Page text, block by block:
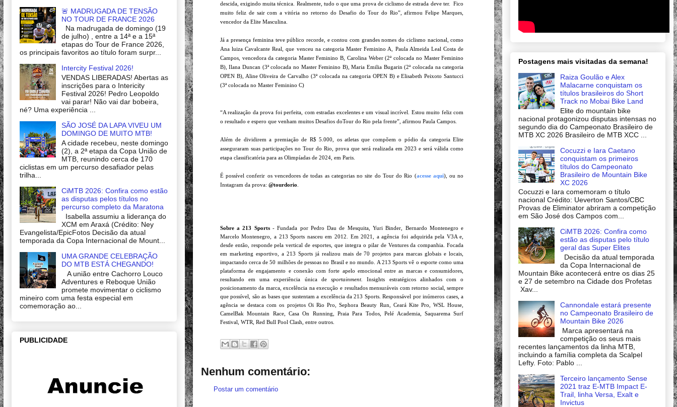
descida, exigindo muita técnica. Realmente, tudo o que uma prova de ciclismo de estrada deve ter. Fico
muito feliz de sair com a vitória no retorno do Desafio do Tour do Rio”, afirmou Felipe Marques,
vencedor da Elite Masculina.
Já a presença feminina teve público recorde, e contou com grandes nomes do ciclismo nacional, como
Ana luiza Cavalcante Real, que venceu na categoria Master Feminino A, Paula Almeida Leal Costa de
Campos, vencedora da categoria Master Feminino B, Carolina Weber (2ª colocada no Master Feminino
B), Ilana Duncan (3ª colocada no Master Feminino B), Maria Emilia Bugarin (2ª colocada na categoria
OPEN B), Aline Oliveira de Carvalho (3ª colocada na categoria OPEN B) e Elisabeth Peixoto Santucci
(3ª colocada no Master Feminino C)
“A realização da prova foi perfeita, com estradas excelentes e um visual incrível. Estou muito feliz com
o resultado e espero que venham muitos Desafios doTour do Rio pela frente”, afirmou Paula Campos.
Além de dividirem a premiação de R$ 5.000, os atletas que compõem o pódio da categoria Elite
asseguraram suas participações no Tour do Rio, prova que será realizada em 2023 e será válida como
etapa classificatória para as Olimpíadas de 2024, em Paris.
É possível conferir os vencedores de todas as categorias no site do Tour do Rio (acesse aqui), ou no
Instagram da prova: @tourdorio
Sobre a 213 Sports- Fundada por Pedro Dau de Mesquita, Yuri Binder, Bernardo Montenegro e
Marcelo Montenegro, a 213 Sports nasceu em 2012. Em 2021, a agência foi adquirida pela V3A e,
desde então, responde pela vertical de esportes, que integra o pilar de Ventures da companhia. Focada
em marketing esportivo, a 213 Sports já realizou mais de 70 projetos para marcas globais e locais,
impactando cerca de 50 milhões de pessoas no Brasil e no mundo. A 213 Sports vê o esporte como uma
plataforma de engajamento e conexão com forte apelo emocional entre as marcas e consumidores,
resultando em uma experiência única desportainment.Insights estratégicos alinhados com o
posicionamento da marca, excelência na execução e resultados mensuráveis com retorno social, sempre
que possível, são as bases que sustentam a excelência da 213 Sports. Responsável por inúmeros cases, a
agência se destaca com os projetos Oi Rio Pro, Sephora Beauty Run, Ceará Kite Pro, WSL House,
CamelBak Mountain Race, Casa On Running, Praia Para Todos, Pelé Academia, Saquarema Surf
Festival, WTR, Red Bull Pool Clash, entre outros.
Nenhum comentário:
Postar um comentário
🚨 MADRUGADA DE TENSÃO
NO TOUR DE FRANCE 2026
Na madrugada de domingo (19
de julho) , entre a 14ª e a 15ª
etapas do Tour de France 2026,
os principais favoritos ao título foram surpr...
Intercity Festival 2026!
VENDAS LIBERADAS! Abertas as
inscrições para o Intericity
Festival 2026! Pedro Leopoldo
vai parar! Não vai dar bobeira,
né? Uma experiência ...
SÃO JOSÉ DA LAPA VIVEU UM
DOMINGO DE MUITO MTB!
A cidade recebeu, neste domingo
(2), a 2ª etapa da Copa União de
MTB, reunindo cerca de 170
ciclistas em um percurso desafiador pelas
trilha...
CiMTB 2026: Confira como estão
as disputas pelos títulos no
percurso completo da Maratona
Isabella assumiu a liderança do
XCM em Araxá (Crédito: Ney
Evangelista/EpicFotos Decisão da atual
temporada da Copa Internacional de Mount...
UMA GRANDE CELEBRAÇÃO
DO MTB ESTÁ CHEGANDO!
A união entre Cachorro Louco
Adventures e Reboque União
promete movimentar o ciclismo
mineiro com uma festa especial em
comemoração ao...
PUBLICIDADE
Postagens mais visitadas da semana!
Raiza Goulão e Alex
Malacarne conquistam os
títulos brasileiros do Short
Track no Mobai Bike Land
Elite do mountain bike
nacional protagonizou disputas intensas no
segundo dia do Campeonato Brasileiro de
MTB XC 2026 Brasileiro de MTB XCC ...
Cocuzzi e Iara Caetano
conquistam os primeiros
títulos do Campeonato
Brasileiro de Mountain Bike
XC 2026
Cocuzzi e Iara comemoram o título
nacional Crédito: Ueverton Santos/CBC
Provas de Eliminator abriram a competição
em São José dos Campos com...
CiMTB 2026: Confira como
estão as disputas pelo título
geral das Super Elites
Decisão da atual temporada
da Copa Internacional de
Mountain Bike acontecerá entre os dias 25
e 27 de setembro na Cidade dos Profetas
Xav...
Cannondale estará presente
no Campeonato Brasileiro de
Mountain Bike 2026
Marca apresentará na
competição os seus mais
recentes lançamentos da linha MTB,
incluindo a família completa da Scalpel
Lefty. Foto: Pablo ...
Terceiro lançamento Sense
2021 traz E-MTB Impact E-
Trail, linha Versa, Exalt e
Invictus